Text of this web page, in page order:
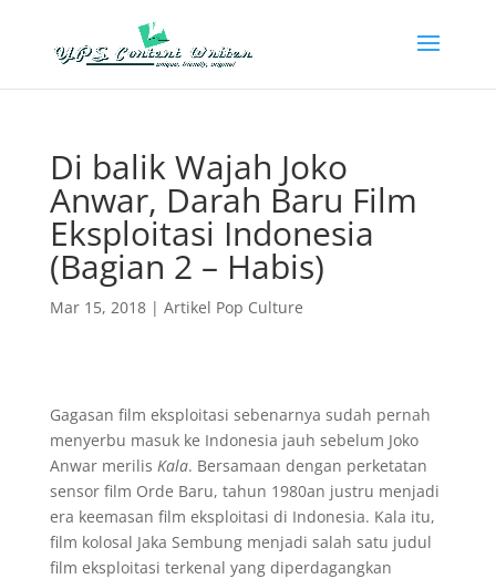
Di balik Wajah Joko
Anwar, Darah Baru Film
Eksploitasi Indonesia
(Bagian 2 – Habis)
Mar 15, 2018| Artikel Pop Culture
Gagasan film eksploitasi sebenarnya sudah pernah
menyerbu masuk ke Indonesia jauh sebelum Joko
Anwar merilis Kala. Bersamaan dengan perketatan
sensor film Orde Baru, tahun 1980an justru menjadi
era keemasan film eksploitasi di Indonesia. Kala itu,
film kolosal Jaka Sembung menjadi salah satu judul
film eksploitasi terkenal yang diperdagangkan